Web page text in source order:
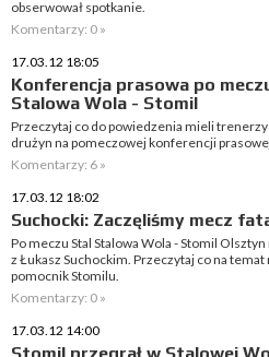
obserwował spotkanie.
Komentarzy: 0 »
17.03.12 18:05
Konferencja prasowa po
Stalowa Wola - Stomil
Przeczytaj co do powiedzenia mieli
drużyn na pomeczowej konferencji
Komentarzy: 6 »
17.03.12 18:02
Suchocki: Zaczęliśmy mecz
Po meczu Stal Stalowa Wola - Stomil
z Łukasz Suchockim. Przeczytaj co na temat
pomocnik Stomilu.
Komentarzy: 0 »
17.03.12 14:00